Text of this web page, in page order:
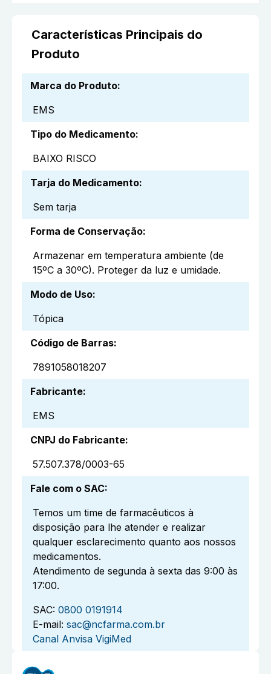
Características Principais do
Produto
Marca do Produto:
EMS
Tipo do Medicamento:
BAIXO RISCO
Tarja do Medicamento:
Sem tarja
Forma de Conservação:
Armazenar em temperatura ambiente (de
15ºC a 30ºC). Proteger da luz e umidade.
Modo de Uso:
Tópica
Código de Barras:
7891058018207
Fabricante:
EMS
CNPJ do Fabricante:
57.507.378/0003-65
Fale com o SAC:
Temos um time de farmacêuticos à
disposição para lhe atender e realizar
qualquer esclarecimento quanto aos nossos
medicamentos.
Atendimento de segunda à sexta das 9:00 às
17:00.
SAC: 0800 0191914
E-mail: sac@ncfarma.com.br
Canal Anvisa VigiMed